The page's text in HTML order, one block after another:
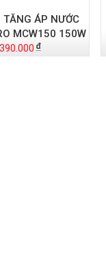
TĂNG ÁP NƯỚC
MCW150 150W